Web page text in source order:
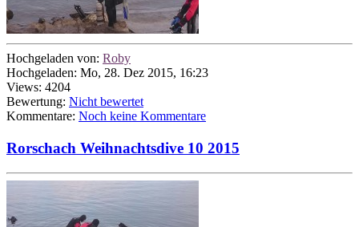
Hochgeladen von: Roby
Hochgeladen: Mo, 28. Dez 2015, 16:23
Views: 4204
Bewertung: Nicht bewertet
Kommentare: Noch keine Kommentare
Rorschach Weihnachtsdive 10 2015